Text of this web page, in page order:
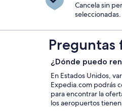
Cancela sin
seleccionadas.
Preguntas
¿Dónde puedo
En Estados Unidos,
Expedia.com podrás
para encontrar la
los aeropuertos